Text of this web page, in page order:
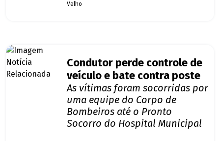
Velho
Condutor perde controle de
veículo e bate contra poste
As vítimas foram socorridas por
uma equipe do Corpo de
Bombeiros até o Pronto
Socorro do Hospital Municipal